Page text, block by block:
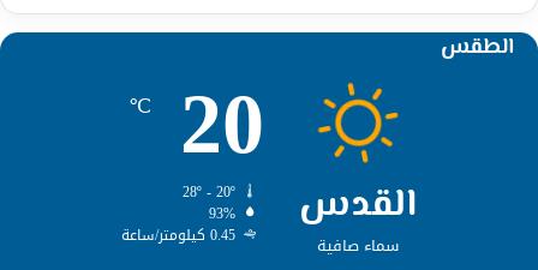
الطقس
القدس
سماء صافية
20
℃
93%
0.45 كيلومتر/ساعة